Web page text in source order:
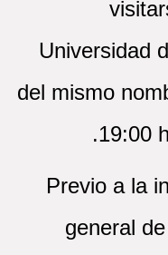
Universidad
del mismo
19:00
Previo a la
general